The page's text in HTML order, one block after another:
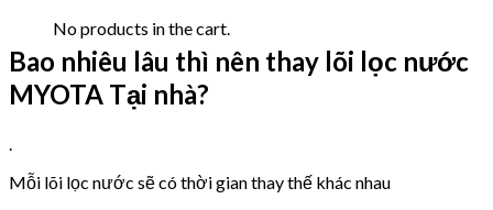
No products in the cart.
Bao nhiêu lâu thì nên thay lõi lọc nước
MYOTA Tại nhà?
.
Mỗi lõi lọc nước sẽ có thời gian thay thế khác nhau